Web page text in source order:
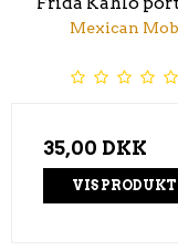
Mexican Mob
35,00 DKK
VIS PRODUKT